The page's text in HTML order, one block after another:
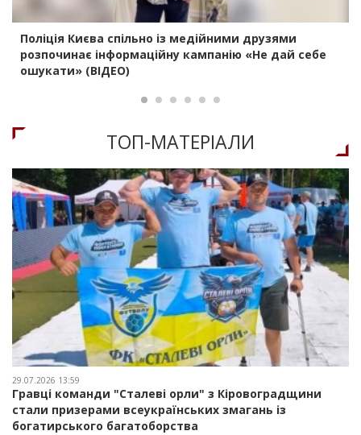
Поліція Києва спільно із медійними друзями
розпочинає інформаційну кампанію «Не дай себе
ошукати» (ВІДЕО)
ТОП-МАТЕРIАЛИ
29.07.2026 13:59
Гравці команди "Сталеві орли" з Кіровоградщини
стали призерами всеукраїнських змагань із
богатирського багатоборства